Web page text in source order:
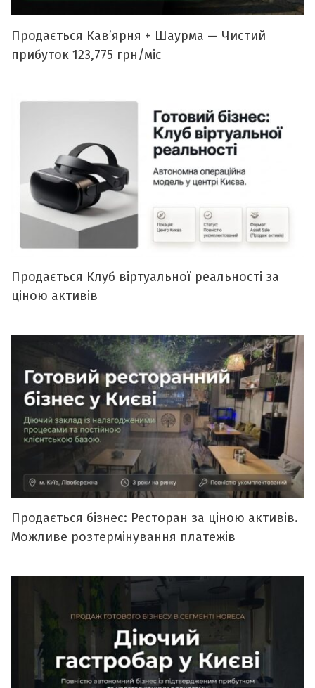
Продається Кавʼярня + Шаурма — Чистий
прибуток 123,775 грн/міс
Продається Клуб віртуальної реальності за
ціною активів
Продається бізнес: Ресторан за ціною активів.
Можливе розтермінування платежів